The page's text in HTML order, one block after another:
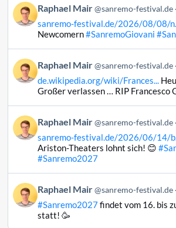
Beitrag
von
Raphael
Bluesky
ansehen
Raphael Mair @sanremo-festival.de
sanremo-festival.de/2026/08/08/
Newcomern#SanremoGiovani
Beitrag
von
Raphael
Bluesky
ansehen
Raphael Mair @sanremo-festival.de
de.wikipedia.org/wiki/Frances...
Großer verlassen … RIP Francesco
Beitrag
von
Raphael
ansehen
Raphael Mair @sanremo-festival.de
sanremo-festival.de/2026/06/14/
Ariston-Theaters lohnt sich! 😊
#Sanremo2027
Beitrag
von
Raphael
Raphael Mair @sanremo-festival.de
#Sanremo2027findet vom 16. bis
statt! 🥳